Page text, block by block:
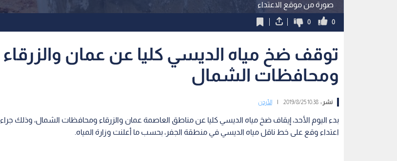
صورة من موقع الاعتداء
0
0
توقف ضخ مياه الديسي كليا عن عمان والزرقاء
ومحافظات الشمال
نشر :10:38 2019/8/25 الأردن
بدء اليوم الأحد، إيقاف ضخ مياه الديسي كليا عن مناطق العاصمة عمان والزرقاء ومحافظات الشمال، وذلك جراء
اعتداء وقع على خط ناقل مياه الديسي في منطقة الجفر، بحسب ما أعلنت وزارة المياه.